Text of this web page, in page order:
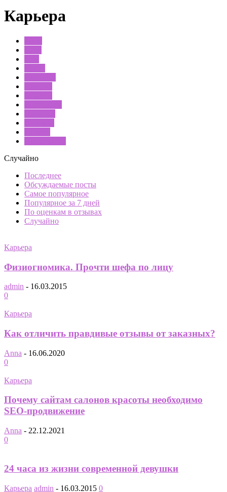
Карьера
Случайно
Последнее
Обсуждаемые посты
Самое популярное
Популярное за 7 дней
По оценкам в отзывах
Случайно
Карьера
Физиогномика. Прочти шефа по лицу
admin - 16.03.2015
0
Карьера
Как отличить правдивые отзывы от заказных?
Anna - 16.06.2020
0
Карьера
Почему сайтам салонов красоты необходимо
SEO-продвижение
Anna - 22.12.2021
0
24 часа из жизни современной девушки
Карьера admin - 16.03.2015 0